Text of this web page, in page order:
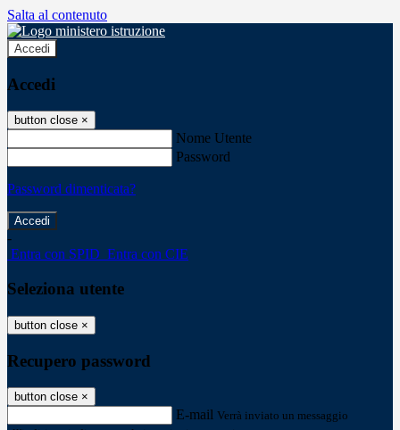
Salta al contenuto
Accedi
Accedi
button close ×
Nome Utente
Password
Password dimenticata?
-
Entra con SPID Entra con CIE
Seleziona utente
button close ×
Recupero password
button close ×
E-mail Verrà inviato un messaggio